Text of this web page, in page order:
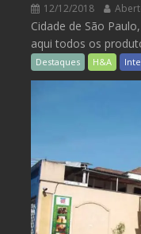
12/12/2018
Cidade de São
aqui todos os
Destaques H&A